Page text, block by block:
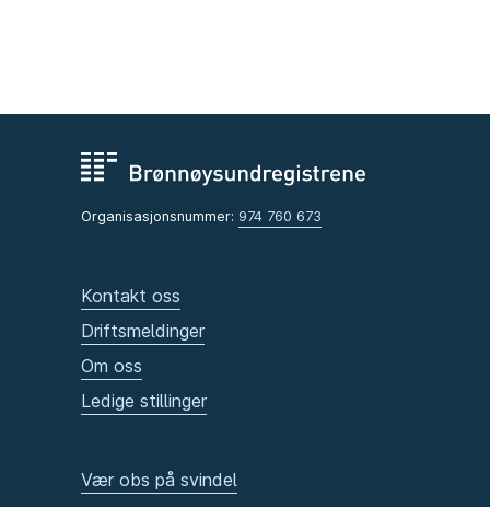
Organisasjonsnummer: 974 760 673
Kontakt oss
Driftsmeldinger
Om oss
Ledige stillinger
Vær obs på svindel